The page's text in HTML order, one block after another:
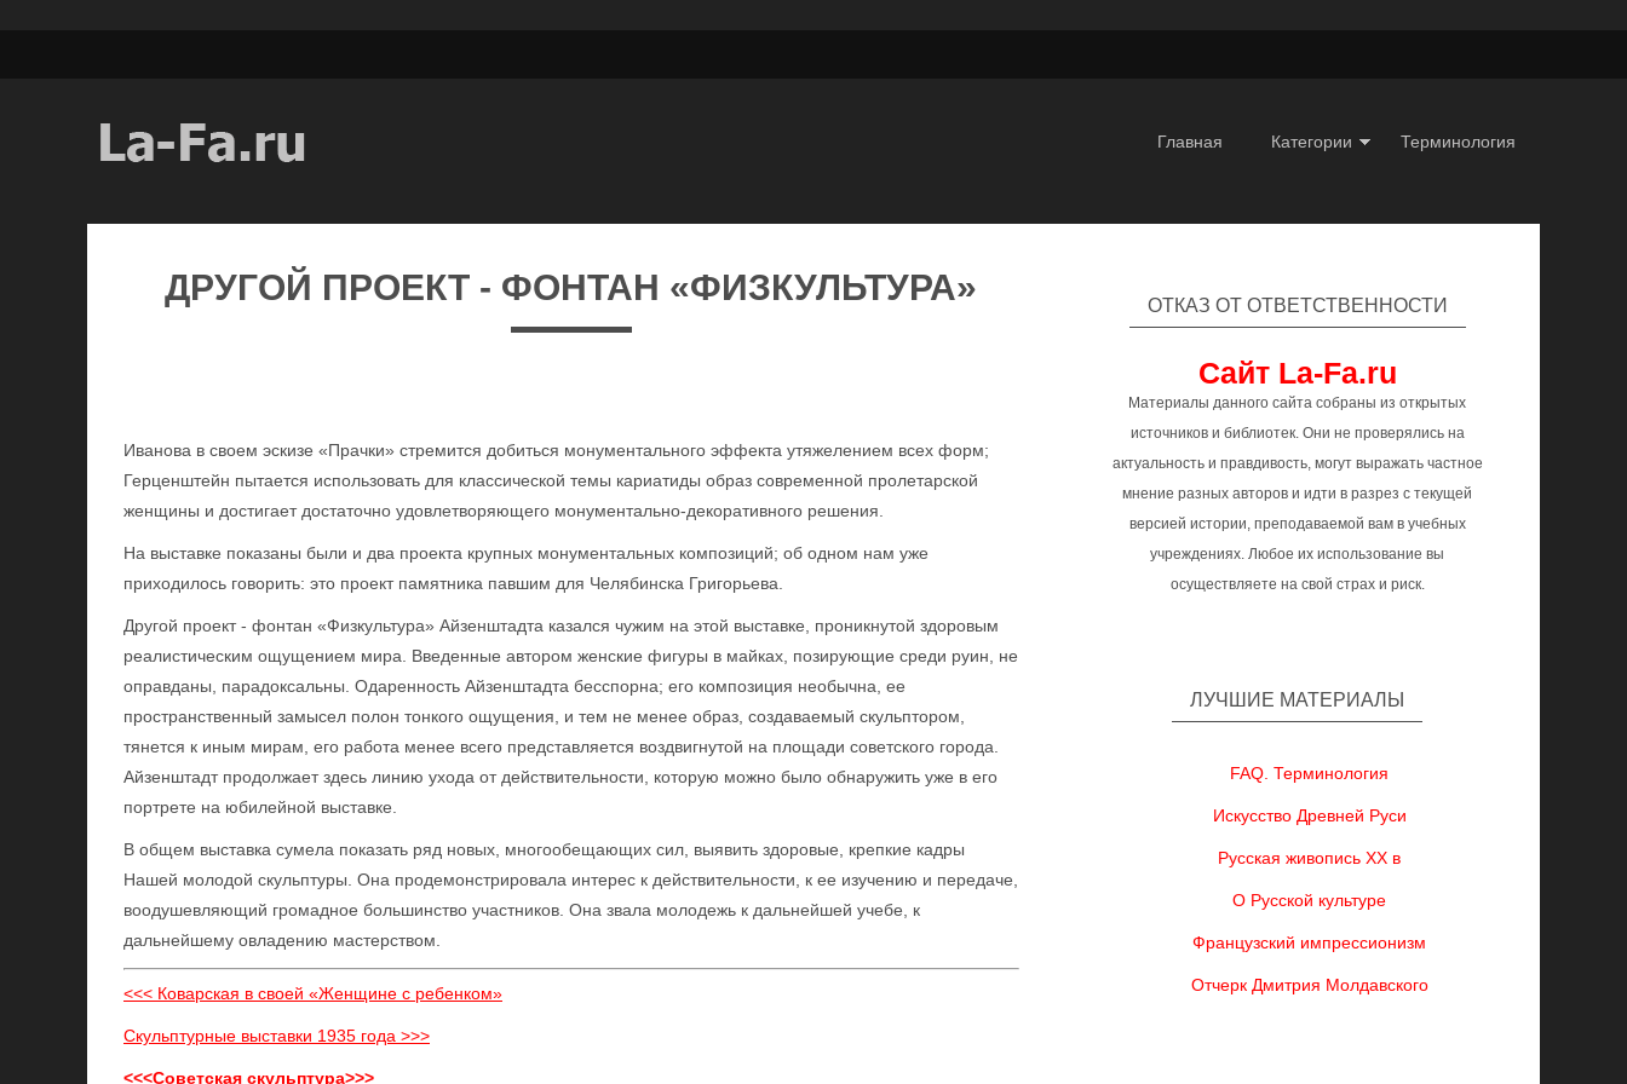
Главная Категории Терминология
ДРУГОЙ ПРОЕКТ - ФОНТАН «ФИЗКУЛЬТУРА»
Иванова в своем эскизе «Прачки» стремится добиться монументального эффекта утяжелением всех форм;
Герценштейн пытается использовать для классической темы кариатиды образ современной пролетарской
женщины и достигает достаточно удовлетворяющего монументально-декоративного решения.
На выставке показаны были и два проекта крупных монументальных композиций; об одном нам уже
приходилось говорить: это проект памятника павшим для Челябинска Григорьева.
Другой проект - фонтан «Физкультура» Айзенштадта казался чужим на этой выставке, проникнутой здоровым
реалистическим ощущением мира. Введенные автором женские фигуры в майках, позирующие среди руин, не
оправданы, парадоксальны. Одаренность Айзенштадта бесспорна; его композиция необычна, ее
пространственный замысел полон тонкого ощущения, и тем не менее образ, создаваемый скульптором,
тянется к иным мирам, его работа менее всего представляется воздвигнутой на площади советского города.
Айзенштадт продолжает здесь линию ухода от действительности, которую можно было обнаружить уже в его
портрете на юбилейной выставке.
В общем выставка сумела показать ряд новых, многообещающих сил, выявить здоровые, крепкие кадры
Нашей молодой скульптуры. Она продемонстрировала интерес к действительности, к ее изучению и передаче,
воодушевляющий громадное большинство участников. Она звала молодежь к дальнейшей учебе, к
дальнейшему овладению мастерством.
<<< Коварская в своей «Женщине с ребенком»
Скульптурные выставки 1935 года >>>
<<<Советская скульптура>>>
ОТКАЗ ОТ ОТВЕТСТВЕННОСТИ
Сайт La-Fa.ru
Материалы данного сайта собраны из открытых
источников и библиотек. Они не проверялись на
актуальность и правдивость, могут выражать частное
мнение разных авторов и идти в разрез с текущей
версией истории, преподаваемой вам в учебных
учреждениях. Любое их использование вы
осуществляете на свой страх и риск.
ЛУЧШИЕ МАТЕРИАЛЫ
FAQ. Терминология
Искусство Древней Руси
Русская живопись XX в
О Русской культуре
Французский импрессионизм
Отчерк Дмитрия Молдавского